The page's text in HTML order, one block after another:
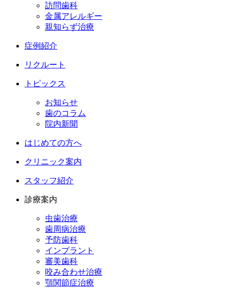
訪問歯科
金属アレルギー
親知らず治療
症例紹介
リクルート
トピックス
お知らせ
歯のコラム
院内新聞
はじめての方へ
クリニック案内
スタッフ紹介
診療案内
虫歯治療
歯周病治療
予防歯科
インプラント
審美歯科
咬み合わせ治療
顎関節症治療